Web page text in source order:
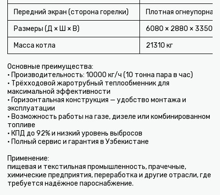
Передний экран (сторона горелки)
Плотная огнеупорная
Размеры (Д × Ш × В)
6080 × 2880 × 3350
Масса котла
21310 кг
Основные преимущества:
• Производительность: 10000 кг/ч (10 тонна пара в час)
• Трёхходовой жаротрубный теплообменник для
максимальной эффективности
• Горизонтальная конструкция — удобство монтажа и
эксплуатации
• Возможность работы на газе, дизеле или комбинированном
топливе
• КПД до 92% и низкий уровень выбросов
• Полный сервис и гарантия в Узбекистане
Применение:
пищевая и текстильная промышленность, прачечные,
химические предприятия, переработка и другие отрасли, где
требуется надёжное пароснабжение.